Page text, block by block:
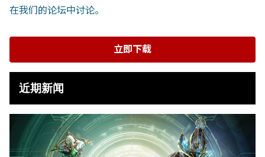
在我们的论坛中讨论。
立即下载
近期新闻